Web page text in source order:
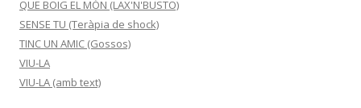
QUE BOIG EL MÓN (LAX'N'BUSTO)
SENSE TU (Teràpia de shock)
TINC UN AMIC (Gossos)
VIU-LA
VIU-LA (amb text)